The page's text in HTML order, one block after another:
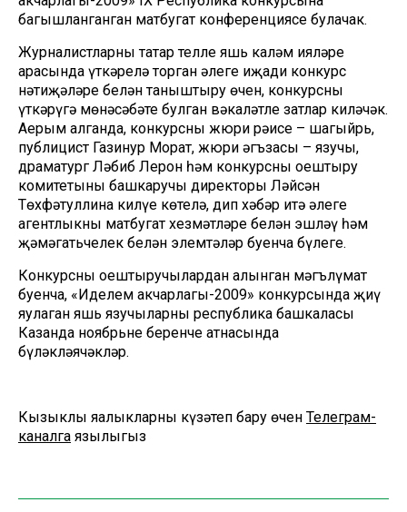
багышланганган матбугат конференциясе булачак.
Журналистларны татар телле яшь каләм ияләре
арасында үткәрелә торган әлеге иҗади конкурс
нәтиҗәләре белән таныштыру өчен, конкурсны
үткәрүгә мөнәсәбәте булган вәкаләтле затлар киләчәк.
Аерым алганда, конкурсның жюри рәисе – шагыйрь,
публицист Газинур Морат, жюри әгъзасы – язучы,
драматург Ләбиб Лерон һәм конкурсны оештыру
комитетының башкаручы директоры Ләйсән
Төхфәтуллина килүе көтелә, дип хәбәр итә әлеге
агентлыкның матбугат хезмәтләре белән эшләү һәм
җәмәгатьчелек белән элемтәләр буенча бүлеге.
Конкурсны оештыручылардан алынган мәгълүмат
буенча, «Иделем акчарлагы-2009» конкурсында җиңү
яулаган яшь язучыларны республика башкаласы
Казанда ноябрьнең беренче атнасында
бүләкләячәкләр.
Кызыклы яңалыкларны күзәтеп бару өчен Телеграм-
каналга язылыгыз